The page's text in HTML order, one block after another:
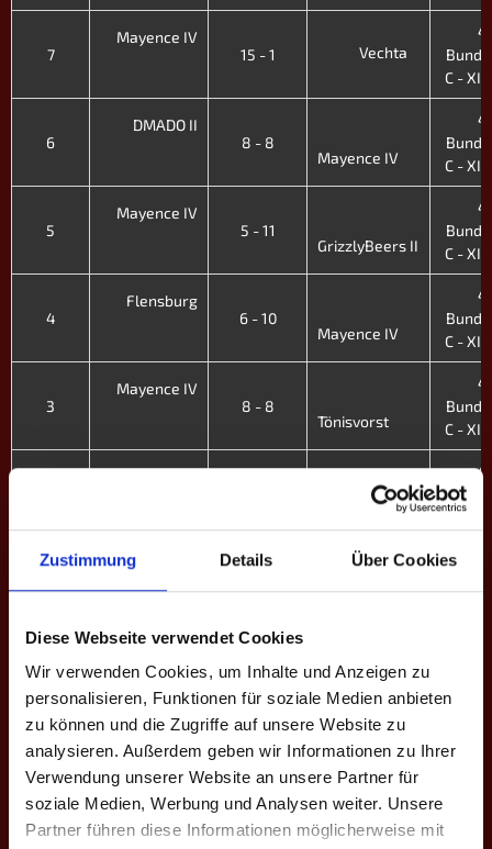
Zustimmung Details Über Cookies
Diese Webseite verwendet Cookies
Wir verwenden Cookies, um Inhalte und Anzeigen zu
personalisieren, Funktionen für soziale Medien anbieten
zu können und die Zugriffe auf unsere Website zu
analysieren. Außerdem geben wir Informationen zu Ihrer
Verwendung unserer Website an unsere Partner für
soziale Medien, Werbung und Analysen weiter. Unsere
Partner führen diese Informationen möglicherweise mit
7
Mayence IV
15 - 1
Vechta
4.
C - XI.
6
DMADO II
8 - 8
Mayence IV
4.
C - XI.
5
Mayence IV
5 - 11
GrizzlyBeers II
4.
C - XI.
4
Flensburg
6 - 10
Mayence IV
4.
C - XI.
3
Mayence IV
8 - 8
Tönisvorst
4.
C - XI.
Mayence IV
4.
C - XI.
Mayence IV
Oldenburg
9
0 - 12
Mayence V
C - X.
8
Mayence V
9 - 3
Schwaben
Westwood